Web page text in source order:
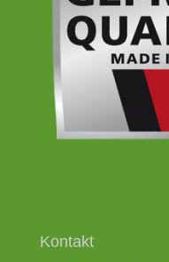
Kontakt